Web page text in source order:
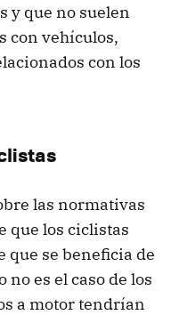
y que no suelen
con vehículos,
con los
las normativas
que los ciclistas
que se beneficia de
no es el caso de los
a motor tendrían